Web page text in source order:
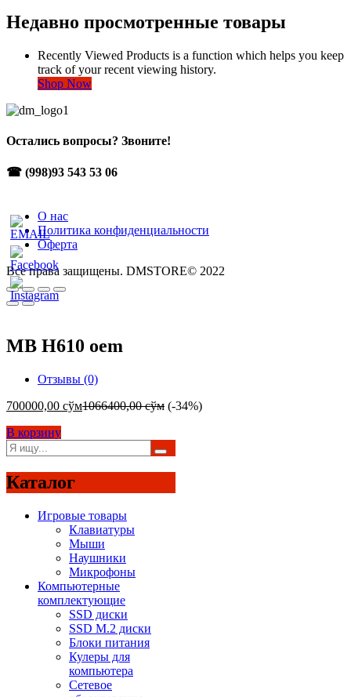
Недавно просмотренные товары
Recently Viewed Products is a function which helps you keep
track of your recent viewing history.
Shop Now
Остались вопросы? Звоните!
☎ (998)93 543 53 06
О нас
Политика конфиденциальности
Оферта
Все права защищены. DMSTORE© 2022
MB H610 oem
Отзывы (0)
700000,00 сўм1066400,00сўм (-34%)
В корзину
Каталог
Игровые товары
Клавиатуры
Мыши
Наушники
Микрофоны
Компьютерные
комплектующие
SSD диски
SSD M.2 диски
Блоки питания
Кулеры для
компьютера
Сетевое